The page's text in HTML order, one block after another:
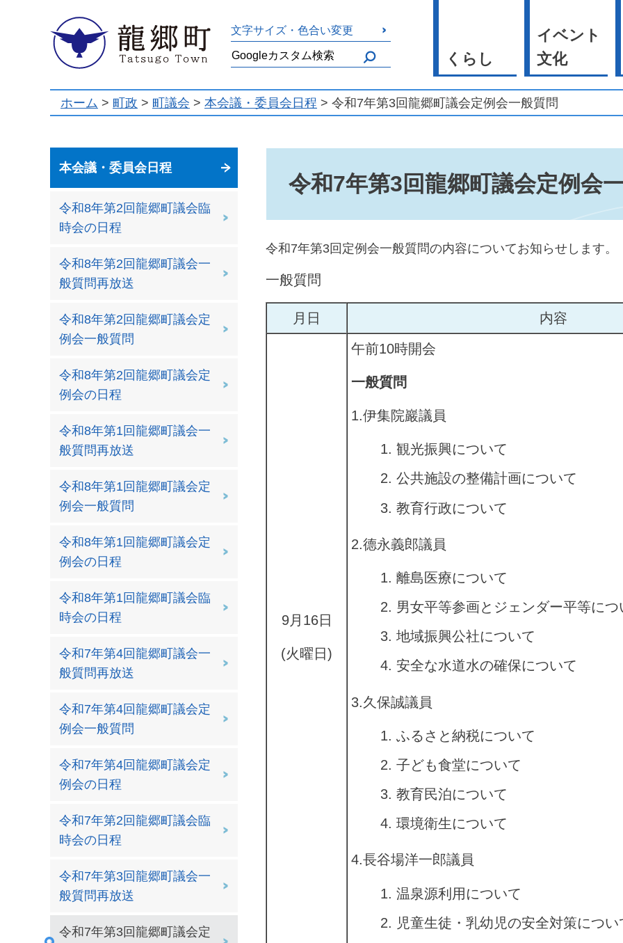
龍郷町 文字サイズ・色合い変更
くらし
イベント
文化
ホーム > 町政 > 町議会 > 本会議・委員会日程 > 令和7年第3回龍郷町議会定例会一般質問
本会議・委員会日程
令和8年第2回龍郷町議会臨
時会の日程
令和8年第2回龍郷町議会一
般質問再放送
令和8年第2回龍郷町議会定
例会一般質問
令和8年第2回龍郷町議会定
例会の日程
令和8年第1回龍郷町議会一
般質問再放送
令和8年第1回龍郷町議会定
例会一般質問
令和8年第1回龍郷町議会定
例会の日程
令和8年第1回龍郷町議会臨
時会の日程
令和7年第4回龍郷町議会一
般質問再放送
令和7年第4回龍郷町議会定
例会一般質問
令和7年第4回龍郷町議会定
例会の日程
令和7年第2回龍郷町議会臨
時会の日程
令和7年第3回龍郷町議会一
般質問再放送
令和7年第3回龍郷町議会定
令和7年第3回龍郷町議会定例会
令和7年第3回定例会一般質問の内容についてお知らせします。
一般質問
月日 内容
9月16日
(火曜日)
午前10時開会
一般質問
1.伊集院巖議員
観光振興について
公共施設の整備計画について
教育行政について
2.德永義郎議員
離島医療について
男女平等参画とジェンダー平等につ
地域振興公社について
安全な水道水の確保について
3.久保誠議員
ふるさと納税について
子ども食堂について
教育民泊について
環境衛生について
4.長谷場洋一郎議員
温泉源利用について
児童生徒・乳幼児の安全対策につい